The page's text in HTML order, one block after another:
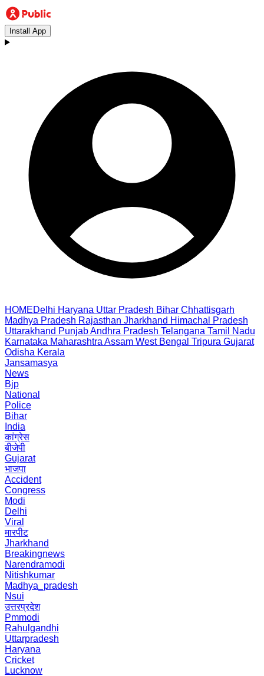
Install App
HOMEDelhi Haryana Uttar Pradesh Bihar Chhattisgarh
Madhya Pradesh Rajasthan Jharkhand Himachal Pradesh
Uttarakhand PunjabAndhra Pradesh Telangana Tamil Nadu
Karnataka Maharashtra Assam West Bengal Tripura Gujarat
Odisha Kerala
Jansamasya
News
Bjp
National
Police
Bihar
India
कांग्रेस
बीजेपी
Gujarat
भाजपा
Accident
Congress
Modi
Delhi
Viral
मारपीट
Jharkhand
Breakingnews
Narendramodi
Nitishkumar
Madhya_pradesh
Nsui
उत्तरप्रदेश
Pmmodi
Rahulgandhi
Uttarpradesh
Haryana
Cricket
Lucknow